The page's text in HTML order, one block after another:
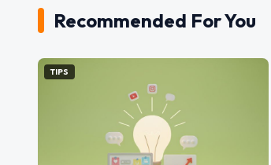
Recommended For You
TIPS